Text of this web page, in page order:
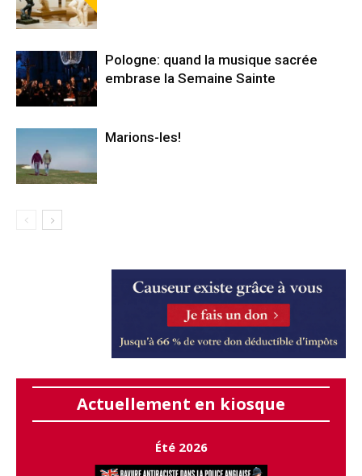
Pologne: quand la musique sacrée
embrase la Semaine Sainte
Marions-les!
Actuellement en kiosque
Été 2026